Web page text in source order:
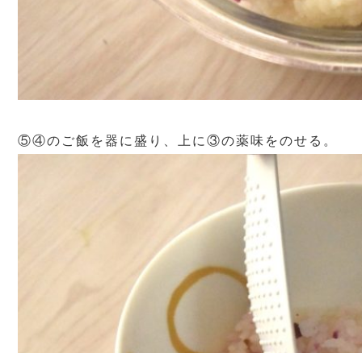
⑤④のご飯を器に盛り、上に③の薬味をのせる。